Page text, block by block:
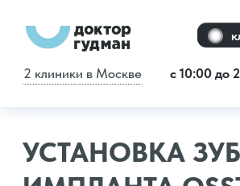
(Ю.КОРЕЯ) С ВЫГОДОЙ 35%
УСТАНОВКА ЗУБНОГО
с 10:00 до 21:00
клиника офлайн
клиника онлайн
2 клиники в Москве